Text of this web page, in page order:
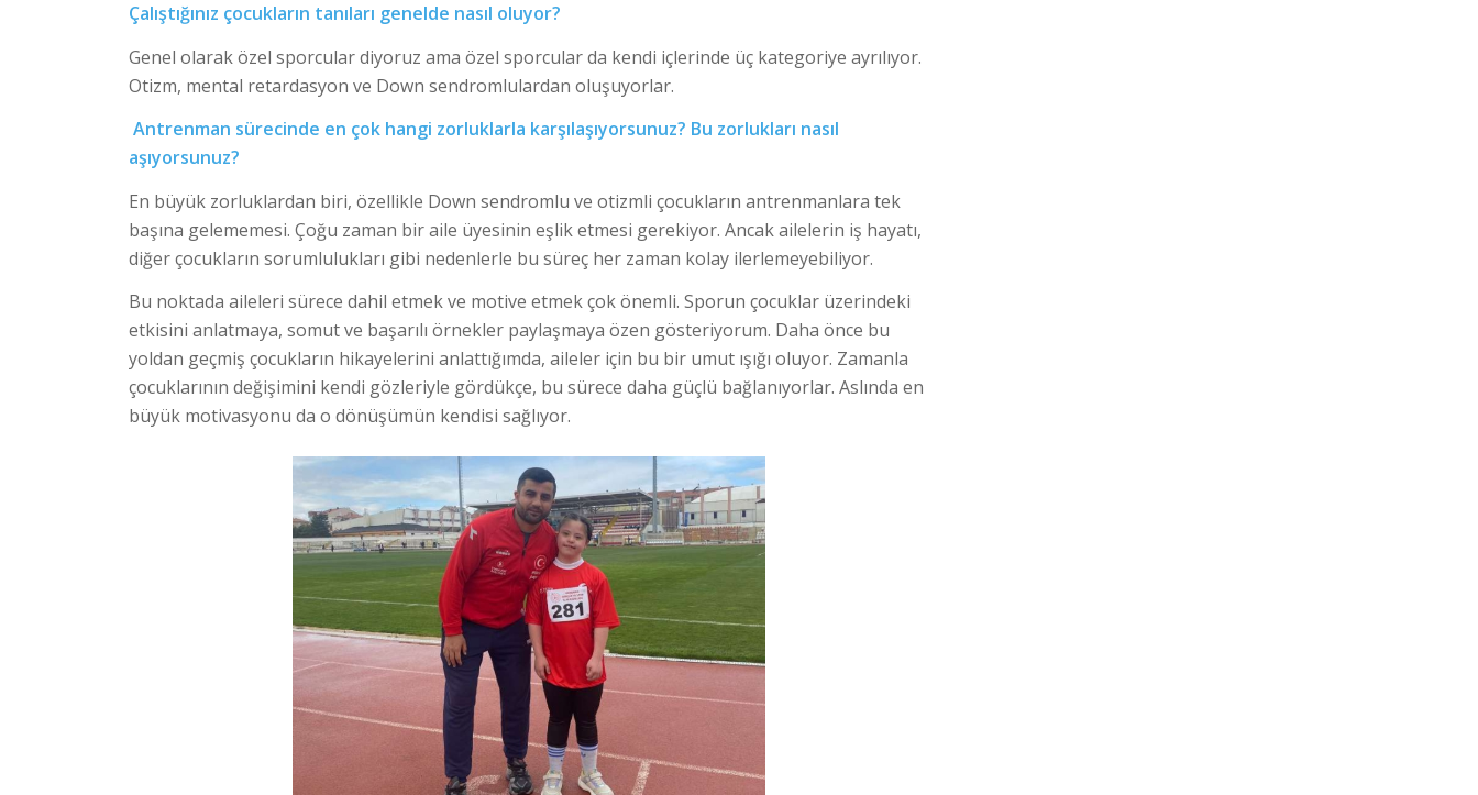
Çalıştığınız çocukların tanıları genelde nasıl oluyor?
Genel olarak özel sporcular diyoruz ama özel sporcular da kendi içlerinde üç kategoriye ayrılıyor.
Otizm, mental retardasyon ve Down sendromlulardan oluşuyorlar.
Antrenman sürecinde en çok hangi zorluklarla karşılaşıyorsunuz? Bu zorlukları nasıl
aşıyorsunuz?
En büyük zorluklardan biri, özellikle Down sendromlu ve otizmli çocukların antrenmanlara tek
başına gelememesi. Çoğu zaman bir aile üyesinin eşlik etmesi gerekiyor. Ancak ailelerin iş hayatı,
diğer çocukların sorumlulukları gibi nedenlerle bu süreç her zaman kolay ilerlemeyebiliyor.
Bu noktada aileleri sürece dahil etmek ve motive etmek çok önemli. Sporun çocuklar üzerindeki
etkisini anlatmaya, somut ve başarılı örnekler paylaşmaya özen gösteriyorum. Daha önce bu
yoldan geçmiş çocukların hikayelerini anlattığımda, aileler için bu bir umut ışığı oluyor. Zamanla
çocuklarının değişimini kendi gözleriyle gördükçe, bu sürece daha güçlü bağlanıyorlar. Aslında en
büyük motivasyonu da o dönüşümün kendisi sağlıyor.